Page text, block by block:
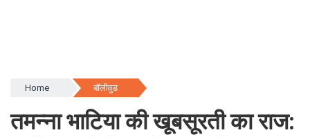
Home बॉलीवुड
तमन्ना भाटिया की खूबसूरती का राज: